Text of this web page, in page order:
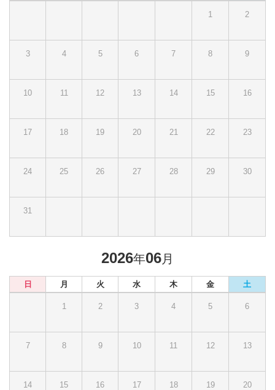
1 2
3 4 5 6 7 8 9
10 11 12 13 14 15 16
17 18 19 20 21 22 23
24 25 26 27 28 29 30
31
2026年06月
日 月 火 水 木 金 土
1 2 3 4 5 6
7 8 9 10 11 12 13
14 15 16 17 18 19 20